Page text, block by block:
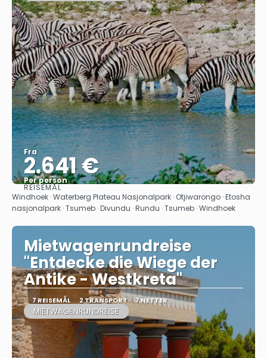
Fra
2.641 €
Per person
Se
REISEMÅL
Windhoek · Waterberg Plateau Nasjonalpark · Otjiwarongo · Etosha
nasjonalpark · Tsumeb · Divundu · Rundu · Tsumeb · Windhoek
Mietwagenrundreise
"Entdecke die Wiege der
Antike - Westkreta"
7 REISEMÅL 2 TRANSPORT 7 NETTER
MIETWAGENRUNDREISE